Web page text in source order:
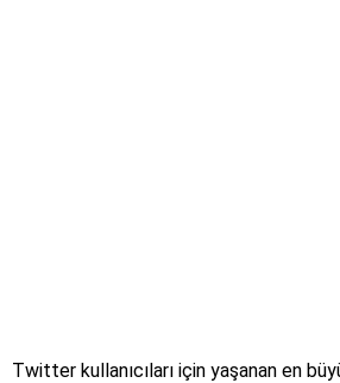
Twitter kullanıcıları için yaşanan en